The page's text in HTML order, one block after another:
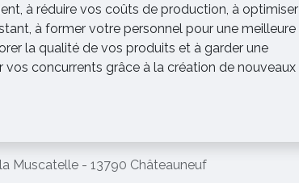
à réduire vos coûts de production, à optimiser
à former votre personnel pour une meilleure
la qualité de vos produits et à garder une
vos concurrents grâce à la création de nouveaux
Muscatelle - 13790 Châteauneuf